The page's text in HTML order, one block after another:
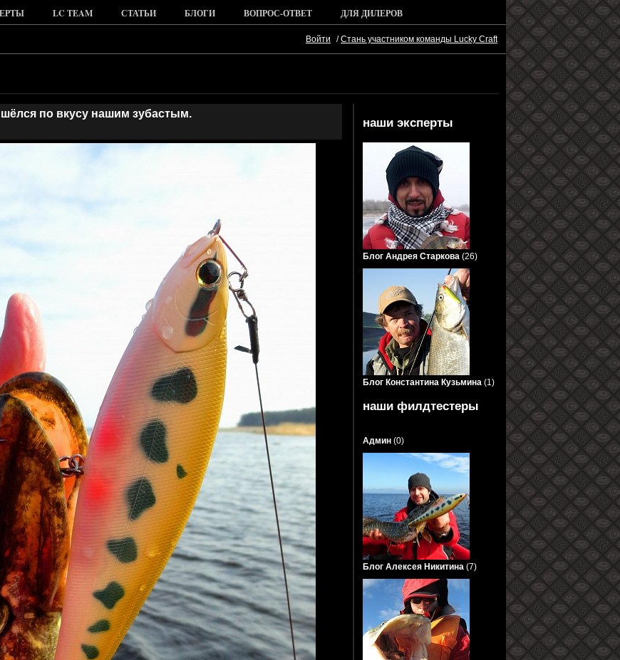
LC TEAM СТАТЬИ БЛОГИ ВОПРОС-ОТВЕТ ДЛЯ ДИЛЕРОВ
Войти /Стань участником команды Lucky Craft
по вкусу нашим зубастым.
наши эксперты
Блог Андрея Старкова (26)
Блог Константина Кузьмина (1)
наши филдтестеры
Админ (0)
Блог Алексея Никитина (7)